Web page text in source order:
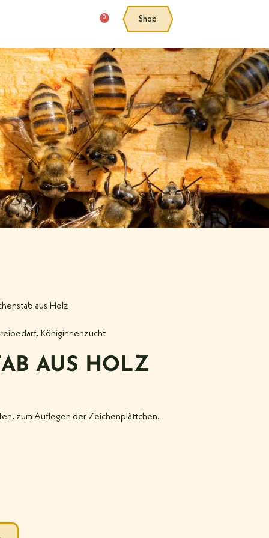
0 Shop
aus Holz
, Königinnenzucht
AUS HOLZ
zum Auflegen der Zeichenplättchen.